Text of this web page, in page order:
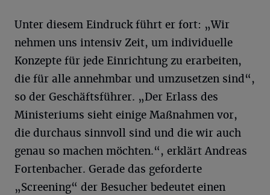
Unter diesem Eindruck führt er fort: „Wir
nehmen uns intensiv Zeit, um individuelle
Konzepte für jede Einrichtung zu erarbeiten,
die für alle annehmbar und umzusetzen sind“,
so der Geschäftsführer. „Der Erlass des
Ministeriums sieht einige Maßnahmen vor,
die durchaus sinnvoll sind und die wir auch
genau so machen möchten.“, erklärt Andreas
Fortenbacher. Gerade das geforderte
„Screening“ der Besucher bedeutet einen